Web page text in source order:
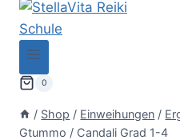
0
/ Shop / Einweihungen /
Gtummo / Candali Grad 1-4